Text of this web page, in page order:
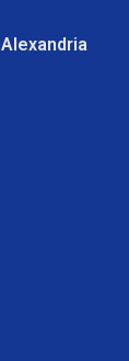
Alexandria